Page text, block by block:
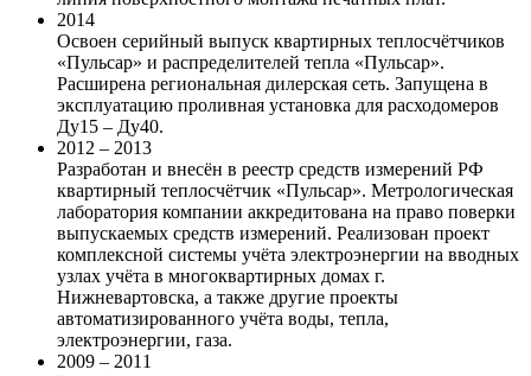
2014
Освоен серийный выпуск квартирных теплосчётчиков
«Пульсар» и распределителей тепла «Пульсар».
Расширена региональная дилерская сеть. Запущена в
эксплуатацию проливная установка для расходомеров
Ду15 – Ду40.
2012 – 2013
Разработан и внесён в реестр средств измерений РФ
квартирный теплосчётчик «Пульсар». Метрологическая
лаборатория компании аккредитована на право поверки
выпускаемых средств измерений. Реализован проект
комплексной системы учёта электроэнергии на вводных
узлах учёта в многоквартирных домах г.
Нижневартовска, а также другие проекты
автоматизированного учёта воды, тепла,
электроэнергии, газа.
2009 – 2011